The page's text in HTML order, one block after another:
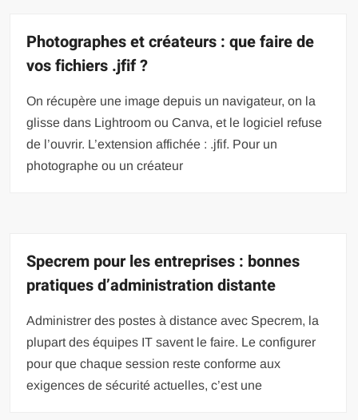
Photographes et créateurs : que faire de
vos fichiers .jfif ?
On récupère une image depuis un navigateur, on la
glisse dans Lightroom ou Canva, et le logiciel refuse
de l’ouvrir. L’extension affichée : .jfif. Pour un
photographe ou un créateur
Specrem pour les entreprises : bonnes
pratiques d’administration distante
Administrer des postes à distance avec Specrem, la
plupart des équipes IT savent le faire. Le configurer
pour que chaque session reste conforme aux
exigences de sécurité actuelles, c’est une